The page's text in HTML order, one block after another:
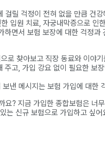
릴 걱정이 전혀 없을 만큼 건강
입원 치료, 자궁내막증으로 인
면서 보험 보장에 대한 걱정과
로 찾아보고 직장 동료와 이야
고, 가입 강요 없이 필요한 보
낸 메시지는 보험 가입에 대한
요? 지금 가입한 종합보험은 너
는 신규 보험으로 가입하고 싶어